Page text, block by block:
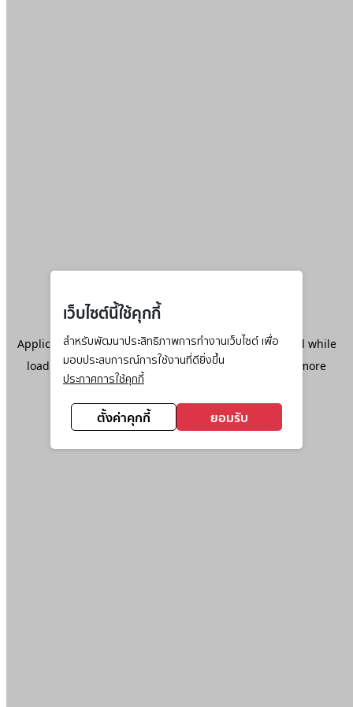
เว็บไซต์นี้ใช้คุกกี้
สำหรับพัฒนาประสิทธิภาพการทำงานเว็บไซต์ เพื่อ
มอบประสบการณ์การใช้งานที่ดียิ่งขึ้น
ประกาศการใช้คุกกี้
ตั้งค่าคุกกี้ ยอมรับ
Application error: aclient-side exception has occurred while
loadingwww.ktc.co.th(see the browser console
for more
information).